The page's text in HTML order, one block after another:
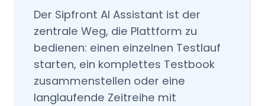
Der Sipfront AI Assistant ist der
zentrale Weg, die Plattform zu
bedienen: einen einzelnen Testlauf
starten, ein komplettes Testbook
zusammenstellen oder eine
langlaufende Zeitreihe mit